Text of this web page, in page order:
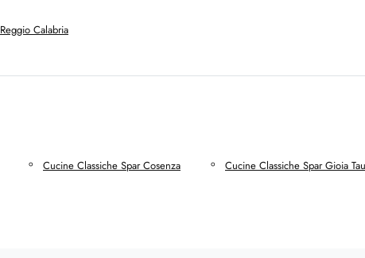
Reggio Calabria
Cucine Classiche Spar Cosenza Cucine Classiche Spar Gioia